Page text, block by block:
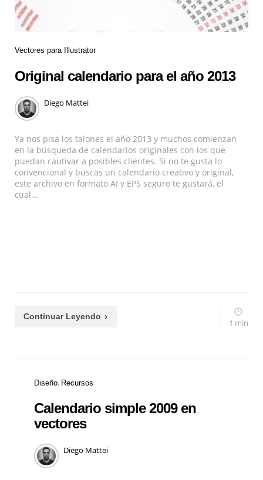
Vectores para Illustrator
Original calendario para el año 2013
Diego Mattei
Ya nos pisa los talones el año 2013 y muchos comienzan
en la búsqueda de calendarios originales con los que
puedan cautivar a posibles clientes. Si no te gusta lo
convencional y buscas un calendario creativo y original,
este archivo en formato AI y EPS seguro te gustará, el
cual...
Continuar Leyendo
1 min
Diseño Recursos
Calendario simple 2009 en
vectores
Diego Mattei